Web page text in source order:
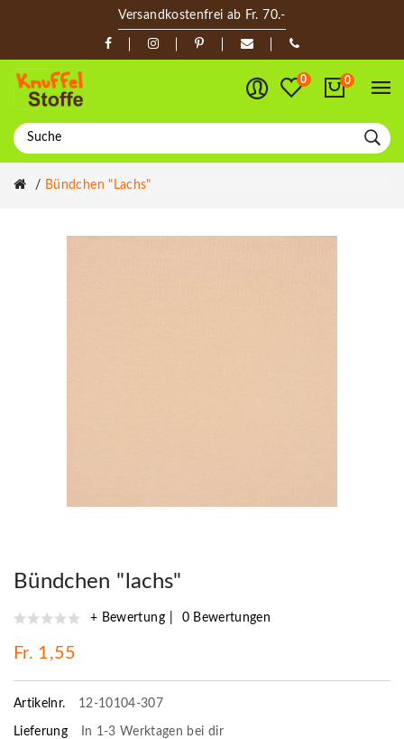
Versandkostenfrei ab Fr. 70.-
0 0
Bündchen "lachs"
Bündchen "lachs"
+ Bewertung 0 Bewertungen
Fr. 1,55
Artikelnr. 12-10104-307
Lieferung In 1-3 Werktagen bei dir